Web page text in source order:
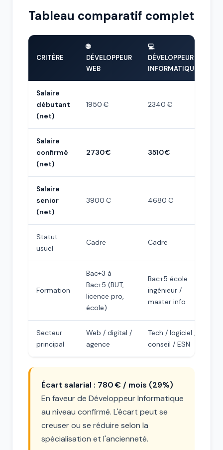
Tableau comparatif complet
CRITÈRE
🌐
DÉVELOPPEUR
WEB
💻
DÉVELOPPEUR
INFORMATIQUE
Salaire
débutant
(net)
1950 € 2340 €
Salaire
confirmé
(net)
2730 € 3510 €
Salaire
senior
(net)
3900 € 4680 €
Statut
usuel
Cadre Cadre
Formation
Bac+3 à
Bac+5 (BUT,
licence pro,
école)
Bac+5 école
ingénieur /
master info
Secteur
principal
Web / digital /
agence
Tech / logiciel /
conseil / ESN
Écart salarial : 780 € / mois (29%)
En faveur de Développeur Informatique
au niveau confirmé. L'écart peut se
creuser ou se réduire selon la
spécialisation et l'ancienneté.